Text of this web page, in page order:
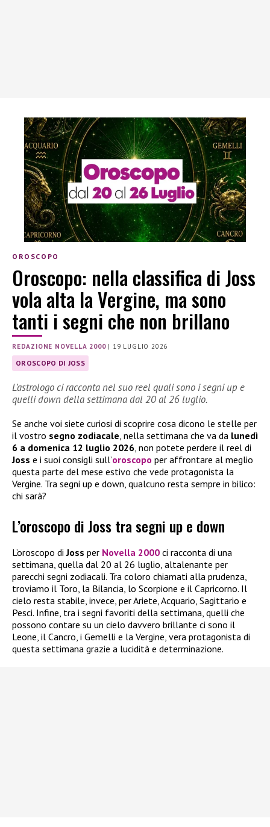
OROSCOPO
Oroscopo: nella classifica di Joss
vola alta la Vergine, ma sono
tanti i segni che non brillano
REDAZIONE NOVELLA 2000| 19 LUGLIO 2026
OROSCOPO DI JOSS
L’astrologo ci racconta nel suo reel quali sono i segni up e
quelli down della settimana dal 20 al 26 luglio.
Se anche voi siete curiosi di scoprire cosa dicono le stelle per
il vostro segno zodiacale , nella settimana che va da lunedì
6 a domenica 12 luglio 2026 , non potete perdere il reel di
Joss e i suoi consigli sull’oroscopo per affrontare al meglio
questa parte del mese estivo che vede protagonista la
Vergine. Tra segni up e down, qualcuno resta sempre in bilico:
chi sarà?
L’oroscopo di Joss tra segni up e down
L’oroscopo diJoss per Novella 2000 ci racconta di una
settimana, quella dal 20 al 26 luglio, altalenante per
parecchi segni zodiacali. Tra coloro chiamati alla prudenza,
troviamo il Toro, la Bilancia, lo Scorpione e il Capricorno. Il
cielo resta stabile, invece, per Ariete, Acquario, Sagittario e
Pesci. Infine, tra i segni favoriti della settimana, quelli che
possono contare su un cielo davvero brillante ci sono il
Leone, il Cancro, i Gemelli e la Vergine, vera protagonista di
questa settimana grazie a lucidità e determinazione.